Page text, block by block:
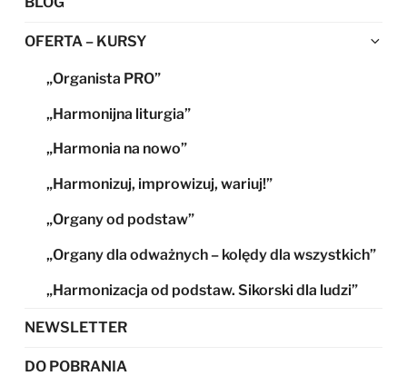
OFERTA – KURSY
„Organista PRO”
„Harmonijna liturgia”
„Harmonia na nowo”
„Harmonizuj, improwizuj, wariuj!”
„Organy od podstaw”
„Organy dla odważnych – kolędy dla wszystkich”
„Harmonizacja od podstaw. Sikorski dla ludzi”
NEWSLETTER
DO POBRANIA